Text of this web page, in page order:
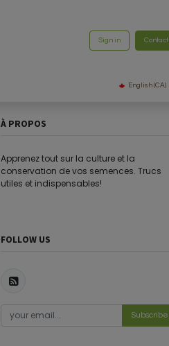
Sign in Contact
English (CA)
À PROPOS
Apprenez tout sur la culture et la
conservation de vos semences. Trucs
utiles et indispensables!
FOLLOW US
Subscribe